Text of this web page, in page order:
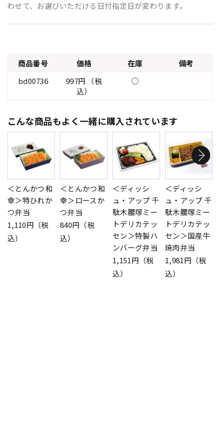
わせて、お選びいただける日付指定日が変わります。
商品番号 価格 在庫
備考
bd00736
997円 （税
込）
○
こんな商品もよく一緒に購入されています
＜とんかつ和
幸＞特ひれか
つ弁当
1,110円（税
込）
＜とんかつ和
幸＞ロースか
つ弁当
840円（税
込）
＜ディッシ
ュ・アップ 千
駄木腰塚ミー
トデリカテッ
セン＞特製ハ
ンバーグ弁当
1,151円（税
込）
＜ディッシ
ュ・アップ 千
駄木腰塚ミー
トデリカテッ
セン＞国産牛
焼肉弁当
1,981円（税
込）